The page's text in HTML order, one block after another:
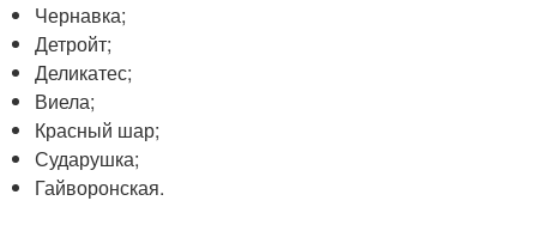
Чернавка;
Детройт;
Деликатес;
Виела;
Красный шар;
Сударушка;
Гайворонская.